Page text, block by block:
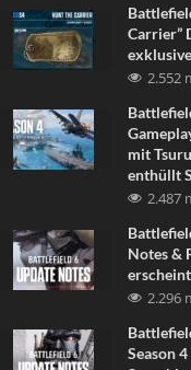
Carrier”
2.552
mit
enthüllt
2.487
Notes &
2.296
Season